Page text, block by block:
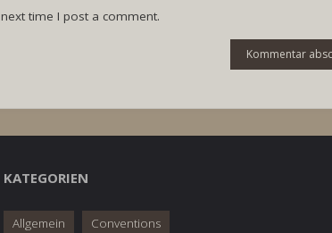
time I post a comment.
KATEGORIEN
Allgemein Conventions